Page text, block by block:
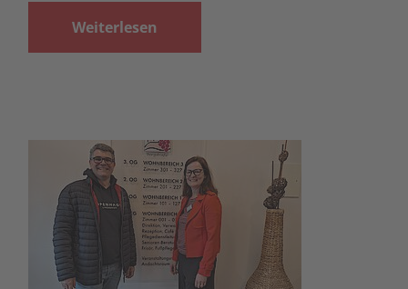
Weiterlesen